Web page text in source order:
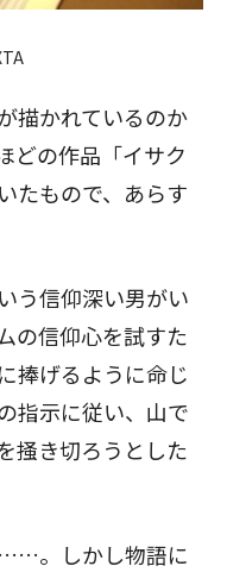
描かれているのか
どの作品「イサク
たもので、あらす
う信仰深い男がい
の信仰心を試すた
捧げるように命じ
指示に従い、山で
掻き切ろうとした
。しかし物語に